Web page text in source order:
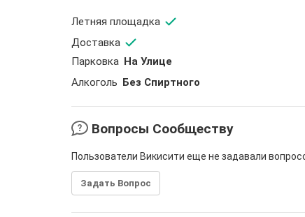
Летняя площадка
Доставка
Парковка На Улице
Aлкоголь Без Спиртного
Вопросы Сообществу
Пользователи Викисити еще не задавали
Задать Вопрос